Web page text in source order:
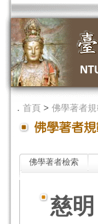
． 首頁 > 佛學著者
佛學著者檢索
慈明